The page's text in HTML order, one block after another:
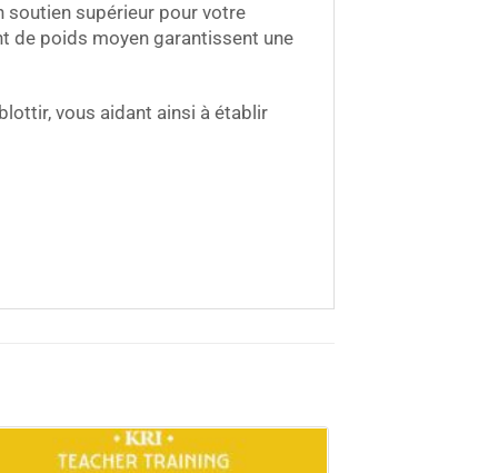
soutien supérieur pour votre
de poids moyen garantissent une
vous aidant ainsi à établir